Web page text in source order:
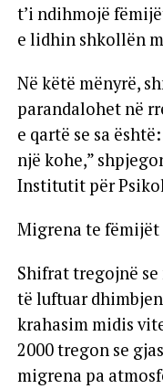
t’i ndihmojë
e lidhin shkollën
Në këtë mënyrë,
parandalohet në
e qartë se sa
një kohe,”
Institutit për
Migrena te
Shifrat tregojnë
të luftuar
krahasim midis
2000 tregon se
migrena pa